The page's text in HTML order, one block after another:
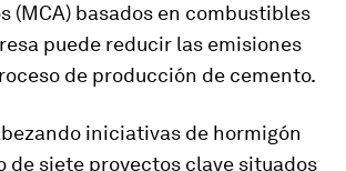
(MCA) basados en combustibles
puede reducir las emisiones
de producción de cemento.
iniciativas de hormigón
de siete proyectos clave situados